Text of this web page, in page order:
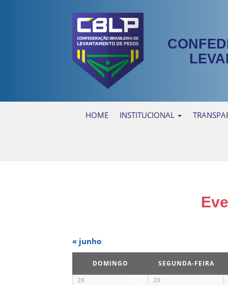
HOME INSTITUCIONAL
Navegação
do
calendário
mensal
« junho
DOMINGO SEGUNDA-FEIRA
28
29